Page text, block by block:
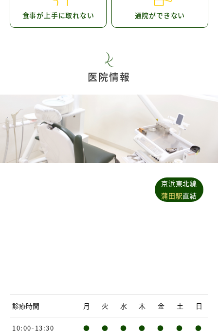
食事が上手に取れない 通院ができない
医院情報
京浜東北線
蒲田駅直結
診療時間 月 火 水 木 金 土 日
10:00-13:30 ● ● ● ● ● ● ●